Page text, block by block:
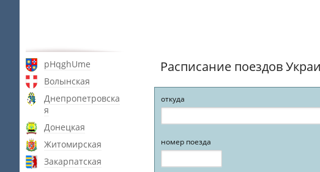
pHqghUme
Волынская
Днепропетровска
я
Донецкая
Житомирская
Закарпатская
Расписание поездов
откуда
номер поезда